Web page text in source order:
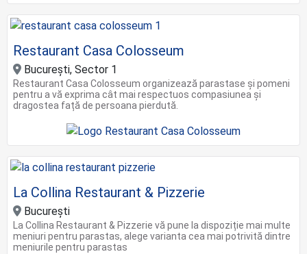
Restaurant Casa Colosseum
București, Sector 1
Restaurant Casa Colosseum organizează parastase și pomeni
pentru a vă exprima cât mai respectuos compasiunea și
dragostea față de persoana pierdută.
La Collina Restaurant & Pizzerie
București
La Collina Restaurant & Pizzerie vă pune la dispoziție mai multe
meniuri pentru parastas, alege varianta cea mai potrivită dintre
meniurile pentru parastas